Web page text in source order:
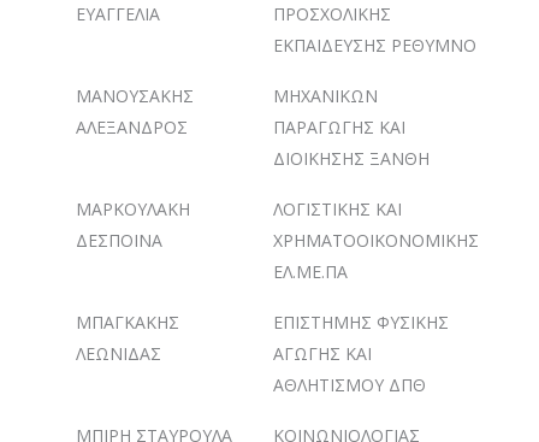
ΕΥΑΓΓΕΛΙΑ
ΠΡΟΣΧΟΛΙΚΗΣ
ΕΚΠΑΙΔΕΥΣΗΣ ΡΕΘΥΜΝΟ
ΜΑΝΟΥΣΑΚΗΣ
ΑΛΕΞΑΝΔΡΟΣ
ΜΗΧΑΝΙΚΩΝ
ΠΑΡΑΓΩΓΗΣ ΚΑΙ
ΔΙΟΙΚΗΣΗΣ ΞΑΝΘΗ
ΜΑΡΚΟΥΛΑΚΗ
ΔΕΣΠΟΙΝΑ
ΛΟΓΙΣΤΙΚΗΣ ΚΑΙ
ΧΡΗΜΑΤΟΟΙΚΟΝΟΜΙΚΗΣ
ΕΛ.ΜΕ.ΠΑ
ΜΠΑΓΚΑΚΗΣ
ΛΕΩΝΙΔΑΣ
ΕΠΙΣΤΗΜΗΣ ΦΥΣΙΚΗΣ
ΑΓΩΓΗΣ ΚΑΙ
ΑΘΛΗΤΙΣΜΟΥ ΔΠΘ
ΜΠΙΡΗ ΣΤΑΥΡΟΥΛΑ ΚΟΙΝΩΝΙΟΛΟΓΙΑΣ